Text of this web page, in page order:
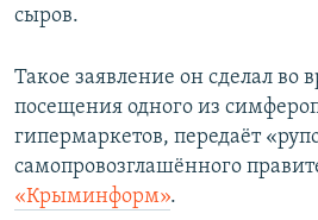
сыров.
Такое заявление он сделал во
посещения одного из
гипермаркетов, передаёт
самопровозглашённого
«Крыминформ».